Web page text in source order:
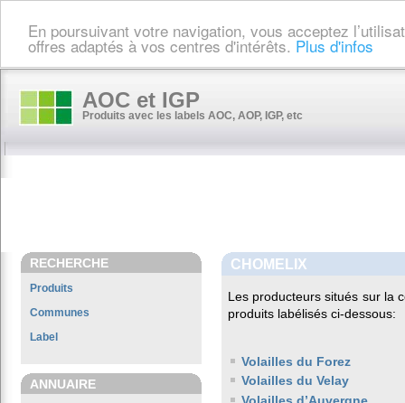
En poursuivant votre navigation, vous acceptez
offres adaptés à vos centres d'intérêts. Plus d'infos
AOC et IGP
Produits avec les labels AOC, AOP, IGP, etc
RECHERCHE
Produits
Communes
Label
ANNUAIRE
CHOMELIX
Les producteurs situés sur la
produits labélisés ci-dessous:
Volailles du Forez
Volailles du Velay
Volailles d’Auvergne